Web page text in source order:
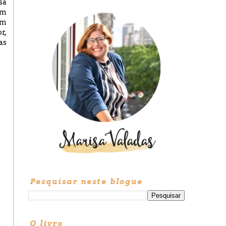
Pesquisar neste blogue
O livro